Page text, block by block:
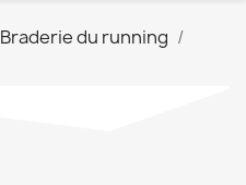
Braderie du running